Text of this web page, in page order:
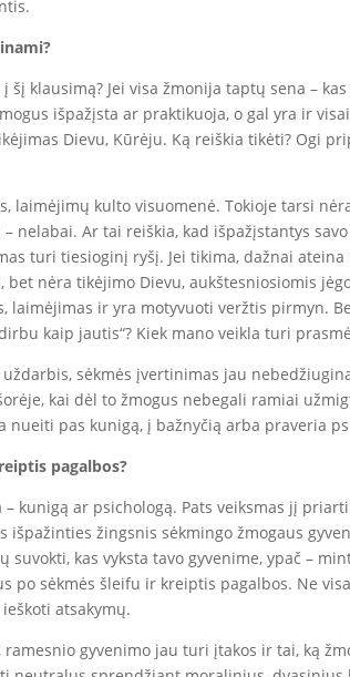
šį klausimą? Jei visa žmonija taptų sena –
išpažįsta ar praktikuoja, o gal yra ir
Dievu, Kūrėju. Ką reiškia tikėti? Ogi
laimėjimų kulto visuomenė. Tokioje tarsi
nelabai. Ar tai reiškia, kad išpažįstantys
turi tiesioginį ryšį. Jei tikima, dažnai
nėra tikėjimo Dievu, aukštesniosiomis
laimėjimas ir yra motyvuoti veržtis pirmyn.
kaip jautis“? Kiek mano veikla turi
sėkmės įvertinimas jau
kai dėl to žmogus nebegali ramiai
nueiti pas kunigą, į bažnyčią arba praveria
pagalbos?
kunigą ar psichologą. Pats veiksmas jį
žingsnis sėkmingo žmogaus
suvokti, kas vyksta tavo gyvenime, ypač –
po sėkmės šleifu ir kreiptis pagalbos. Ne
atsakymų.
gyvenimo jau turi įtakos ir tai, ką